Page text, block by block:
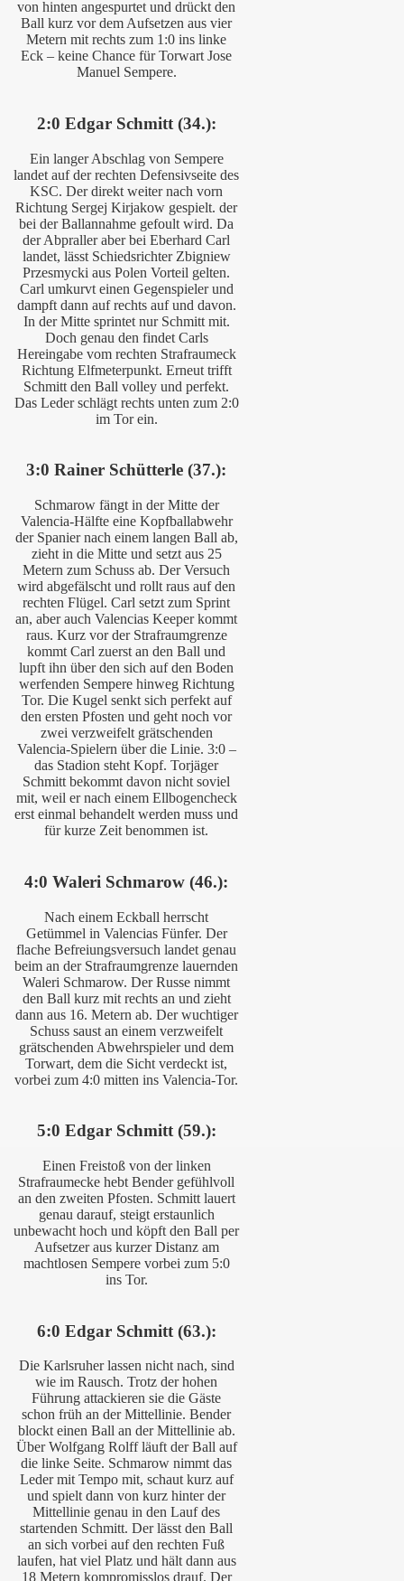
von hinten angespurtet und drückt den
Ball kurz vor dem Aufsetzen aus vier
Metern mit rechts zum 1:0 ins linke
Eck – keine Chance für Torwart Jose
Manuel Sempere.
2:0 Edgar Schmitt (34.):
Ein langer Abschlag von Sempere
landet auf der rechten Defensivseite des
KSC. Der direkt weiter nach vorn
Richtung Sergej Kirjakow gespielt. der
bei der Ballannahme gefoult wird. Da
der Abpraller aber bei Eberhard Carl
landet, lässt Schiedsrichter Zbigniew
Przesmycki aus Polen Vorteil gelten.
Carl umkurvt einen Gegenspieler und
dampft dann auf rechts auf und davon.
In der Mitte sprintet nur Schmitt mit.
Doch genau den findet Carls
Hereingabe vom rechten Strafraumeck
Richtung Elfmeterpunkt. Erneut trifft
Schmitt den Ball volley und perfekt.
Das Leder schlägt rechts unten zum 2:0
im Tor ein.
3:0 Rainer Schütterle (37.):
Schmarow fängt in der Mitte der
Valencia-Hälfte eine Kopfballabwehr
der Spanier nach einem langen Ball ab,
zieht in die Mitte und setzt aus 25
Metern zum Schuss ab. Der Versuch
wird abgefälscht und rollt raus auf den
rechten Flügel. Carl setzt zum Sprint
an, aber auch Valencias Keeper kommt
raus. Kurz vor der Strafraumgrenze
kommt Carl zuerst an den Ball und
lupft ihn über den sich auf den Boden
werfenden Sempere hinweg Richtung
Tor. Die Kugel senkt sich perfekt auf
den ersten Pfosten und geht noch vor
zwei verzweifelt grätschenden
Valencia-Spielern über die Linie. 3:0 –
das Stadion steht Kopf. Torjäger
Schmitt bekommt davon nicht soviel
mit, weil er nach einem Ellbogencheck
erst einmal behandelt werden muss und
für kurze Zeit benommen ist.
4:0 Waleri Schmarow (46.):
Nach einem Eckball herrscht
Getümmel in Valencias Fünfer. Der
flache Befreiungsversuch landet genau
beim an der Strafraumgrenze lauernden
Waleri Schmarow. Der Russe nimmt
den Ball kurz mit rechts an und zieht
dann aus 16. Metern ab. Der wuchtiger
Schuss saust an einem verzweifelt
grätschenden Abwehrspieler und dem
Torwart, dem die Sicht verdeckt ist,
vorbei zum 4:0 mitten ins Valencia-Tor.
5:0 Edgar Schmitt (59.):
Einen Freistoß von der linken
Strafraumecke hebt Bender gefühlvoll
an den zweiten Pfosten. Schmitt lauert
genau darauf, steigt erstaunlich
unbewacht hoch und köpft den Ball per
Aufsetzer aus kurzer Distanz am
machtlosen Sempere vorbei zum 5:0
ins Tor.
6:0 Edgar Schmitt (63.):
Die Karlsruher lassen nicht nach, sind
wie im Rausch. Trotz der hohen
Führung attackieren sie die Gäste
schon früh an der Mittellinie. Bender
blockt einen Ball an der Mittellinie ab.
Über Wolfgang Rolff läuft der Ball auf
die linke Seite. Schmarow nimmt das
Leder mit Tempo mit, schaut kurz auf
und spielt dann von kurz hinter der
Mittellinie genau in den Lauf des
startenden Schmitt. Der lässt den Ball
an sich vorbei auf den rechten Fuß
laufen, hat viel Platz und hält dann aus
18 Metern kompromisslos drauf. Der